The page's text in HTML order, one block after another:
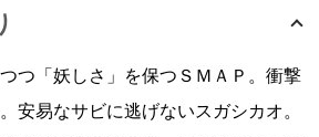
つ「妖しさ」を保つＳＭＡＰ。衝撃
安易なサビに逃げないスガシカオ。